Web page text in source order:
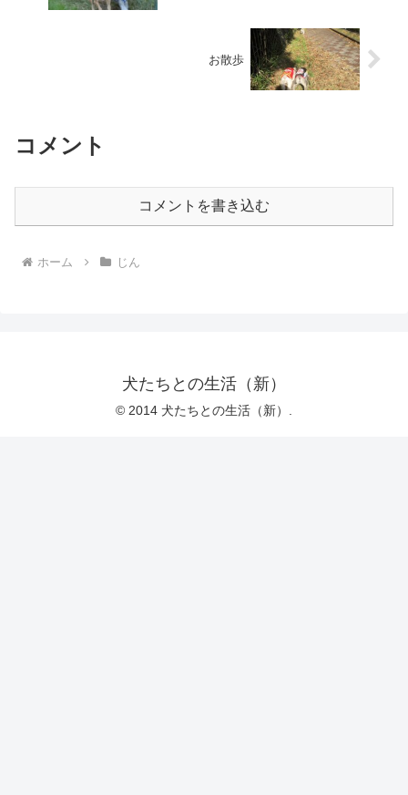
お散歩
コメント
コメントを書き込む
ホーム じん
犬たちとの生活（新）
© 2014 犬たちとの生活（新）.